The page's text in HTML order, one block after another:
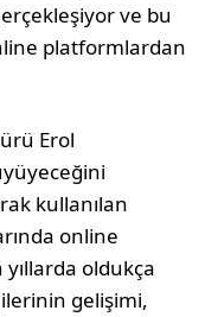
ve bu
platformlardan
Erol
kullanılan
online
oldukça
gelişimi,